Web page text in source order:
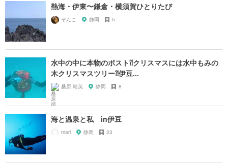
熱海・伊東〜鎌倉・横須賀ひとりたび
ぞんこ 静岡 5
水中の中に本物のポスト⁈クリスマスには水中もみの
木クリスマスツリー⁈伊豆...
桑原 靖英 静岡 8
海と温泉と私 in伊豆
mari 静岡 23